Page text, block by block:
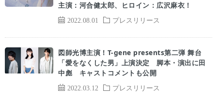
2022.08.01 プレスリリース
主演：河合健太郎、ヒロイン：広沢麻衣！
2022.03.12 プレスリリース
図師光博主演！T-gene presents第二弾 舞台
「愛をなくした男」上演決定 脚本・演出に田
中彪 キャストコメントも公開